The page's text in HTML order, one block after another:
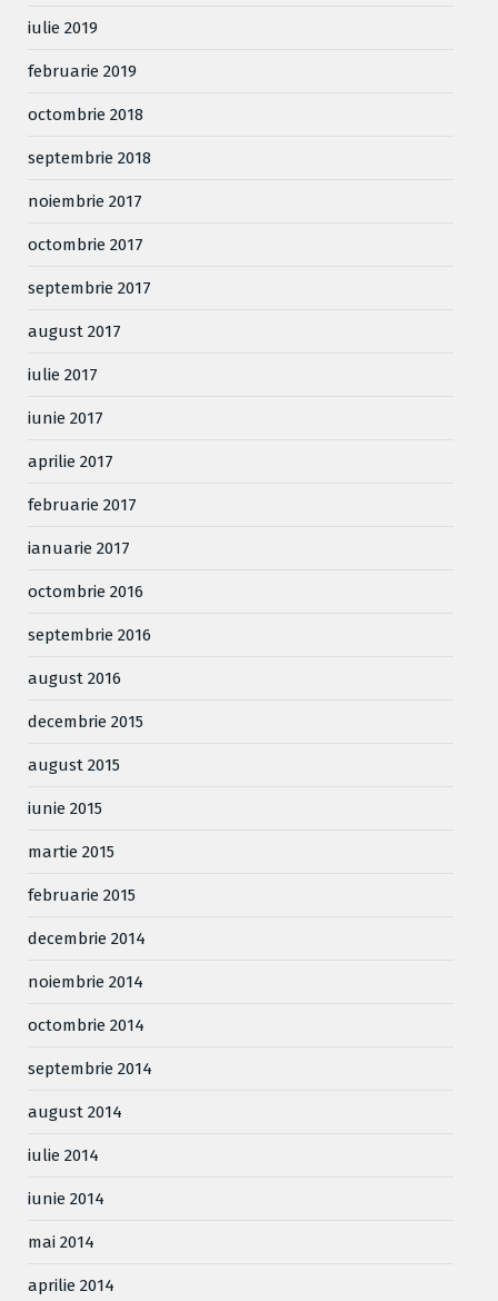
iulie 2019
februarie 2019
octombrie 2018
septembrie 2018
noiembrie 2017
octombrie 2017
septembrie 2017
august 2017
iulie 2017
iunie 2017
aprilie 2017
februarie 2017
ianuarie 2017
octombrie 2016
septembrie 2016
august 2016
decembrie 2015
august 2015
iunie 2015
martie 2015
februarie 2015
decembrie 2014
noiembrie 2014
octombrie 2014
septembrie 2014
august 2014
iulie 2014
iunie 2014
mai 2014
aprilie 2014